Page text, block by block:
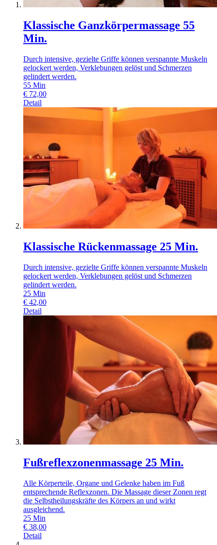
Klassische Ganzkörpermassage 55
Min.
Durch intensive, gezielte Griffe können verspannte Muskeln
gelockert werden, Verklebungen gelöst und Schmerzen
gelindert werden.
55 Min
€ 72,00
Detail
Klassische Rückenmassage 25 Min.
Durch intensive, gezielte Griffe können verspannte Muskeln
gelockert werden, Verklebungen gelöst und Schmerzen
gelindert werden.
25 Min
€ 42,00
Detail
Fußreflexzonenmassage 25 Min.
Alle Körperteile, Organe und Gelenke haben im Fuß
entsprechende Reflexzonen. Die Massage dieser Zonen regt
die Selbstheilungskräfte des Körpers an und wirkt
ausgleichend.
25 Min
€ 38,00
Detail